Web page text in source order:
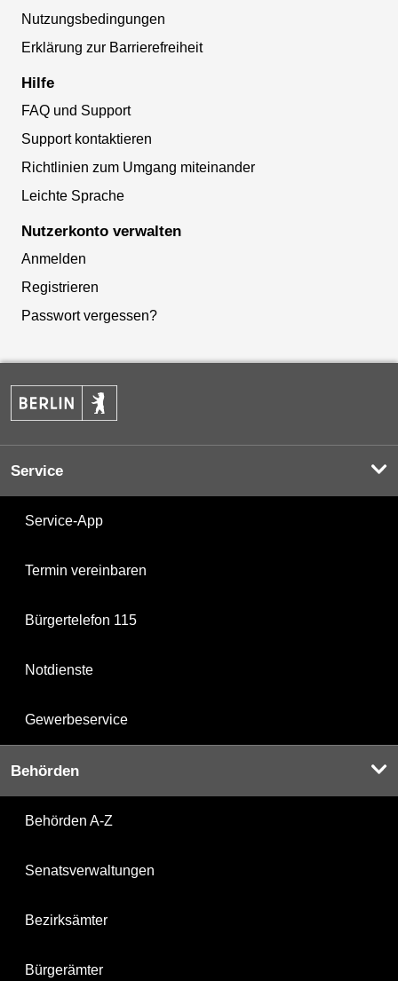
Nutzungsbedingungen
Erklärung zur Barrierefreiheit
Hilfe
FAQ und Support
Support kontaktieren
Richtlinien zum Umgang miteinander
Leichte Sprache
Nutzerkonto verwalten
Anmelden
Registrieren
Passwort vergessen?
Service
Service-App
Termin vereinbaren
Bürgertelefon 115
Notdienste
Gewerbeservice
Behörden
Behörden A-Z
Senatsverwaltungen
Bezirksämter
Bürgerämter